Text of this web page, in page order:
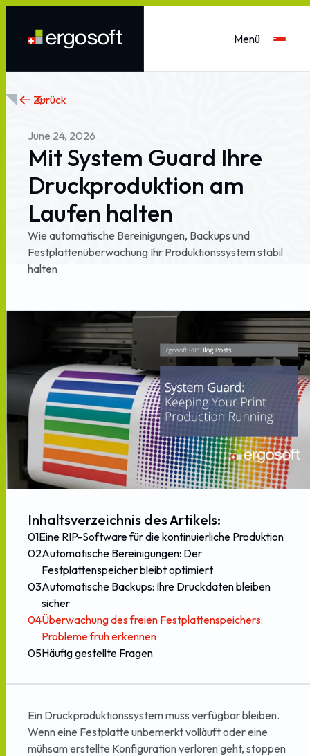
Menü
Zurück
June 24, 2026
MitSystem Guard Ihre
Druckproduktion am
Laufen halten
Wie automatische Bereinigungen, Backups und
Festplattenüberwachung Ihr Produktionssystemstabil
halten
Ein Druckproduktionssystem muss verfügbar bleiben.
Wenn eine Festplatte unbemerkt volläuft oder eine
mühsam erstellte Konfiguration verloren geht, stoppen
Inhaltsverzeichnis des Artikels:
01Eine RIP-Software für die kontinuierliche Produktion
02Automatische Bereinigungen: Der
Festplattenspeicher bleibt optimiert
03Automatische Backups: Ihre Druckdaten bleiben
sicher
04Überwachung des freien Festplattenspeichers:
Probleme früh erkennen
05Häufig gestellte Fragen